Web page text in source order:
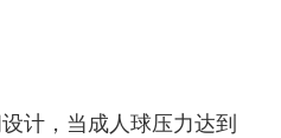
计，当成人球压力达到